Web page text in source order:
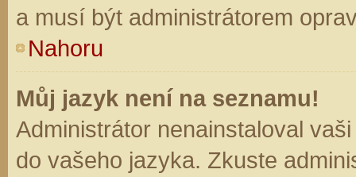
a musí být administrátorem
Nahoru
Můj jazyk není na seznamu!
Administrátor nenainstaloval
do vašeho jazyka. Zkuste